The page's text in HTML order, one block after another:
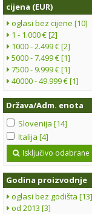
cijena (EUR)
oglasi bez cijene [10]
1 - 1.000 € [2]
1000 - 2.499 € [2]
5000 - 7.499 € [1]
7500 - 9.999 € [1]
40000 - 49.999 € [1]
Država/Adm. enota
Slovenija [14]
Italija [4]
Isključivo odabrane
Godina proizvodnje
oglasi bez godišta [13]
od 2013 [3]